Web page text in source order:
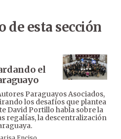
de esta sección
el
Paraguayos Asociados,
los desafíos que plantea
David Portillo habla sobre la
regalías, la descentralización